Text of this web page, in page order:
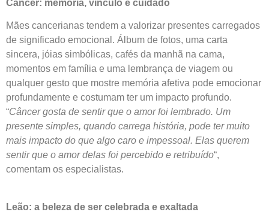
Câncer: memória, vínculo e cuidado
Mães cancerianas tendem a valorizar presentes carregados
de significado emocional. Álbum de fotos, uma carta
sincera, jóias simbólicas, cafés da manhã na cama,
momentos em família e uma lembrança de viagem ou
qualquer gesto que mostre memória afetiva pode emocionar
profundamente e costumam ter um impacto profundo.
“Câncer gosta de sentir que o amor foi lembrado. Um
presente simples, quando carrega história, pode ter muito
mais impacto do que algo caro e impessoal. Elas querem
sentir que o amor delas foi percebido e retribuído“,
comentam os especialistas.
Leão: a beleza de ser celebrada e exaltada